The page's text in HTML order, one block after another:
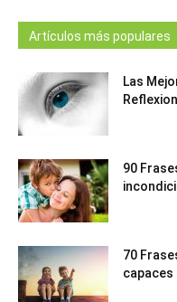
Artículos más populares
Las
90
70